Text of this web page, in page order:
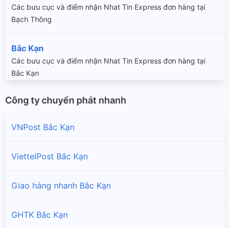
Các bưu cục và điểm nhận Nhat Tin Express đơn hàng tại
Bạch Thông
Bắc Kạn
Các bưu cục và điểm nhận Nhat Tin Express đơn hàng tại
Bắc Kạn
Chợ Mới
Chợ Mới
Chợ Đồn
Chợ Đồn
Na Rì
Các bưu cục và điểm nhận Nhat Tin Express đơn hàng tại Na
Công ty chuyển phát nhanh
VNPost Bắc Kạn
ViettelPost Bắc Kạn
Giao hàng nhanh Bắc Kạn
GHTK Bắc Kạn